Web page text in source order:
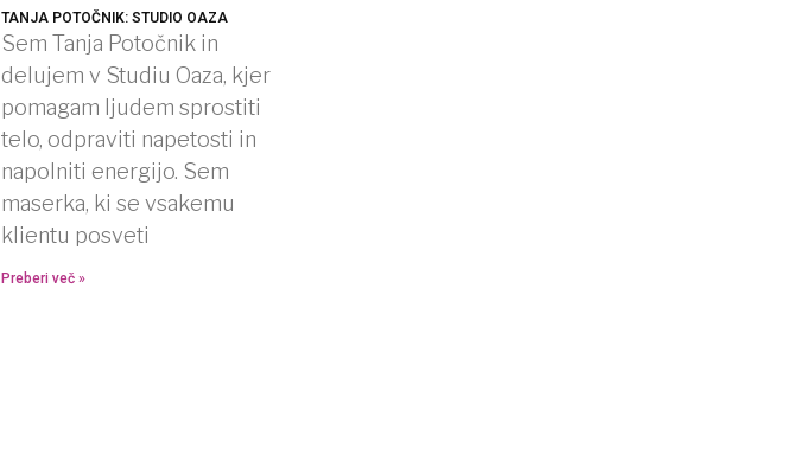
TANJA POTOČNIK: STUDIO OAZA
Sem Tanja Potočnik in
delujem v Studiu Oaza, kjer
pomagam ljudem sprostiti
telo, odpraviti napetosti in
napolniti energijo. Sem
maserka, ki se vsakemu
klientu posveti
Preberi več »